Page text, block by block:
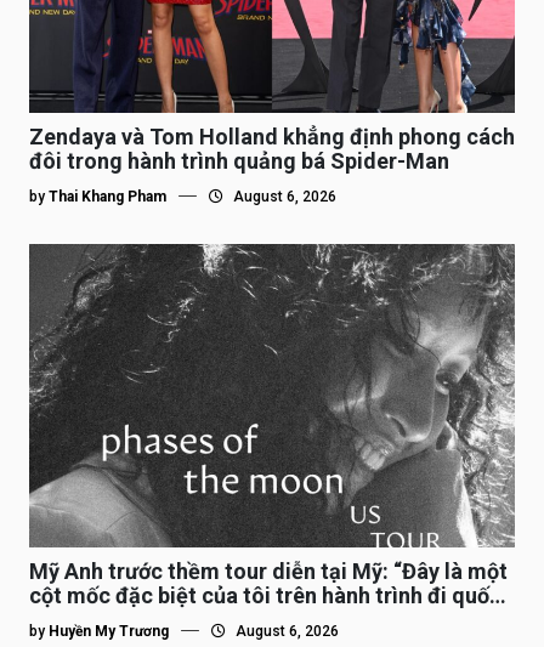
Zendaya và Tom Holland khẳng định phong cách
đôi trong hành trình quảng bá Spider-Man
by Thai Khang Pham August 6, 2026
Mỹ Anh trước thềm tour diễn tại Mỹ: “Đây là một
cột mốc đặc biệt của tôi trên hành trình đi quốc
tế”
by Huyền My Trương August 6, 2026